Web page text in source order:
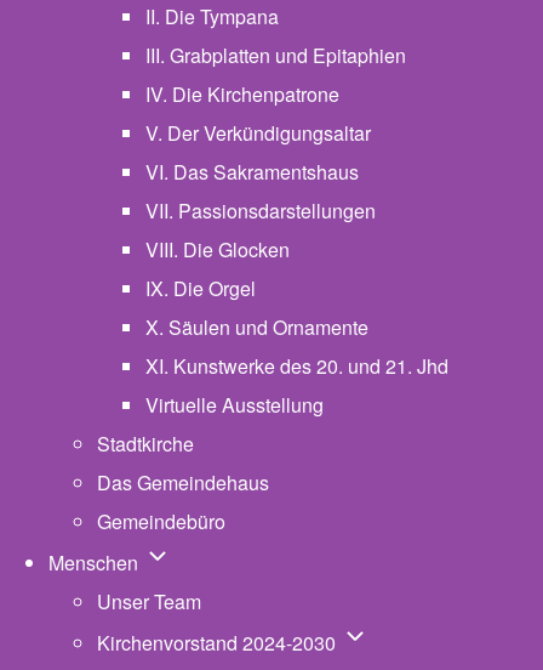
II. Die Tympana
III. Grabplatten und Epitaphien
IV. Die Kirchenpatrone
V. Der Verkündigungsaltar
VI. Das Sakramentshaus
VII. Passionsdarstellungen
VIII. Die Glocken
IX. Die Orgel
X. Säulen und Ornamente
XI. Kunstwerke des 20. und 21. Jhd
Virtuelle Ausstellung
Stadtkirche
Das Gemeindehaus
Gemeindebüro
Menschen Unternavigation von Menschen
Unser Team
Kirchenvorstand 2024-2030 Unternavigation von